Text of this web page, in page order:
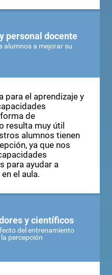
personal docente
el aprendizaje y
de
resulta muy útil
alumnos tienen
ya que nos
ayudar a
y científicos